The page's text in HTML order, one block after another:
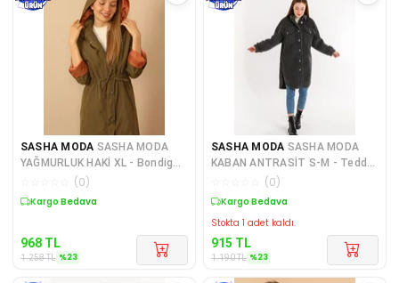
SASHA MODA SASHA MODA
YAĞMURLUK HAKİ XL - Bondig
Kumaş Kapşonlu Uzun Kadın Y
(0)
Sepette %23 İndirim
968 TL
1.258TL %23
SASHA MODA SASHA MODA
KABAN ANTRASİT S-M - Teddy
Kumaş Gömlek Yaka Basen Boy
(0)
Sepette %23 İndirim
Stokta 1 adet kaldı.
915 TL
1.190TL %23